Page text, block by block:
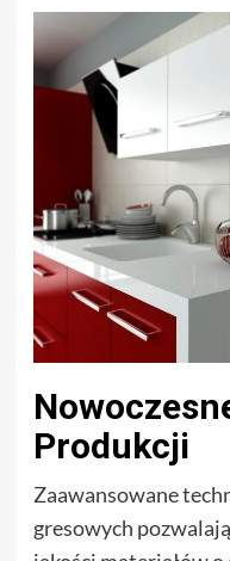
Produkcji
Zaawansowane
gresowych